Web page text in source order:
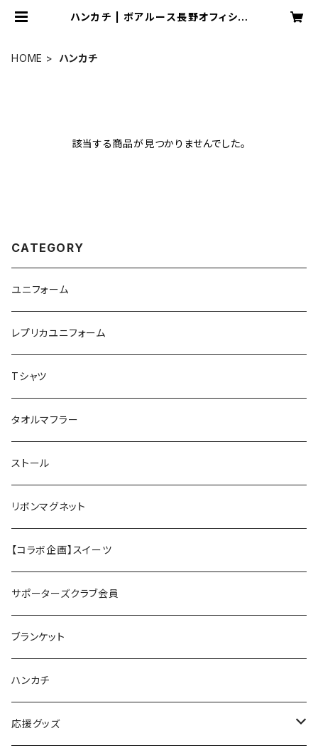
ハンカチ | ボアルース長野オフィシャ
HOME ハンカチ
該当する商品が見つかりませんでした。
CATEGORY
ユニフォーム
レプリカユニフォーム
Tシャツ
タオルマフラー
ストール
リボンマグネット
【コラボ企画】スイーツ
サポーターズクラブ会員
ブランケット
ハンカチ
応援グッズ